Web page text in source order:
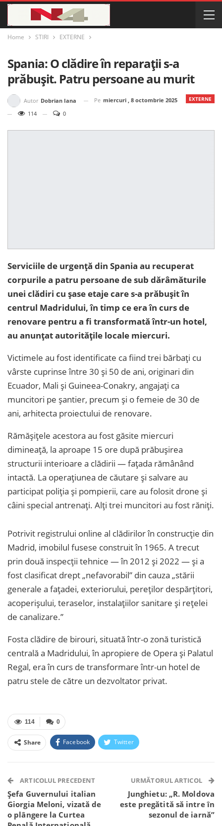
Home STIRI EXTERNE
Spania: O clădire în reparații s-a
prăbușit. Patru persoane au murit
EXTERNE
Autor Dobrian Iana Pe miercuri , 8 octombrie 2025
114
0
Serviciile de urgență din Spania au recuperat
corpurile a patru persoane de sub dărâmăturile
unei clădiri cu șase etaje care s-a prăbușit în
centrul Madridului, în timp ce era în curs de
renovare pentru a fi transformată într-un hotel,
au anunțat autoritățile locale miercuri.
Victimele au fost identificate ca fiind trei bărbați cu
vârste cuprinse între 30 și 50 de ani, originari din
Ecuador, Mali și Guineea-Conakry, angajați ca
muncitori pe șantier, precum și o femeie de 30 de
ani, arhitecta proiectului de renovare.
Rămășițele acestora au fost găsite miercuri
dimineață, la aproape 15 ore după prăbușirea
structurii interioare a clădirii — fațada rămânând
intactă. La operațiunea de căutare și salvare au
participat poliția și pompierii, care au folosit drone și
câini special antrenați. Alți trei muncitori au fost răniți.
Potrivit registrului online al clădirilor în construcție din
Madrid, imobilul fusese construit în 1965. A trecut
prin două inspecții tehnice — în 2012 și 2022 — și a
fost clasificat drept „nefavorabil” din cauza „stării
generale a fațadei, exteriorului, pereților despărțitori,
acoperișului, teraselor, instalațiilor sanitare și rețelei
de canalizare.”
Fosta clădire de birouri, situată într-o zonă turistică
centrală a Madridului, în apropiere de Opera și Palatul
Regal, era în curs de transformare într-un hotel de
patru stele de către un dezvoltator privat.
0
114
Share Facebook Twitter
Telegram WhatsApp Viber
ARTICOLUL PRECEDENT
Şefa Guvernului italian
Giorgia Meloni, vizată de
o plângere la Curtea
URMĂTORUL ARTICOL
Junghietu: „R. Moldova
este pregătită să intre în
sezonul de iarnă”